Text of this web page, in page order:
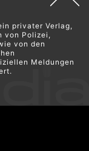
privater Verlag,
Polizei,
von den
Meldungen